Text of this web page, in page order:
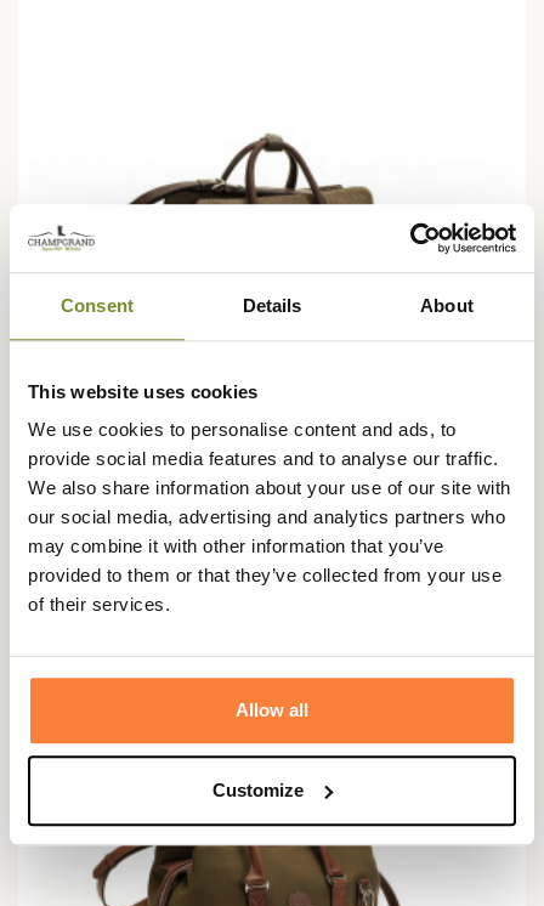
Consent Details About
This website uses cookies
We use cookies to personalise content and ads, to
provide social media features and to analyse our traffic.
We also share information about your use of our site with
our social media, advertising and analytics partners who
may combine it with other information that you’ve
provided to them or that they’ve collected from your use
of their services.
Allow all
Customize
LEBEAU-COURALLY
Canvas Reistas Medium Grijs Lebeau-Courally
€ 1.225,00